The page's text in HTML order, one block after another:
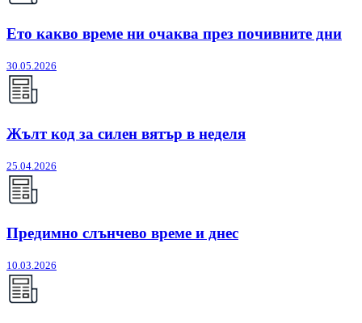
Ето какво време ни очаква през почивните дни
30.05.2026
Жълт код за силен вятър в неделя
25.04.2026
Предимно слънчево време и днес
10.03.2026